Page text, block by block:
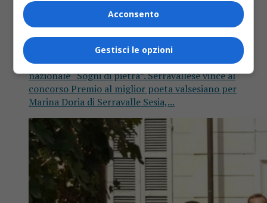
Serravallese vince premio Lions per la
poesia
Serravallese vince tra i valsesiani al concorso
nazionale “Sogni di pietra”. Serravallese vince al
concorso Premio al miglior poeta valsesiano per
Marina Doria di Serravalle Sesia,...
Acconsento
Gestisci le opzioni